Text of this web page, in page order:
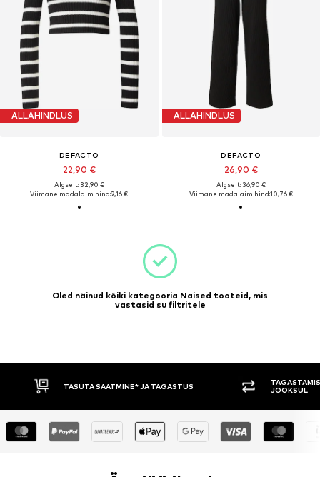
ALLAHINDLUS
DEFACTO
22,90 €
Algselt: 32,90 €
Viimane madalaim hind:9,16 €
ALLAHINDLUS
DEFACTO
26,90 €
Algselt: 36,90 €
Viimane madalaim hind:10,76 €
Oled näinud kõiki kategooria Naised tooteid, mis
vastasid su filtritele
TASUTA SAATMINE* JA TAGASTUS
JOOKSUL